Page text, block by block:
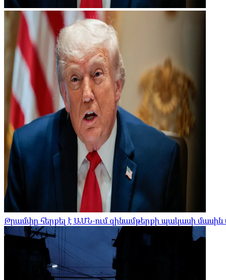
Թրամփը հերքել է ԱՄՆ-ում զինամթերքի պակասի մասին